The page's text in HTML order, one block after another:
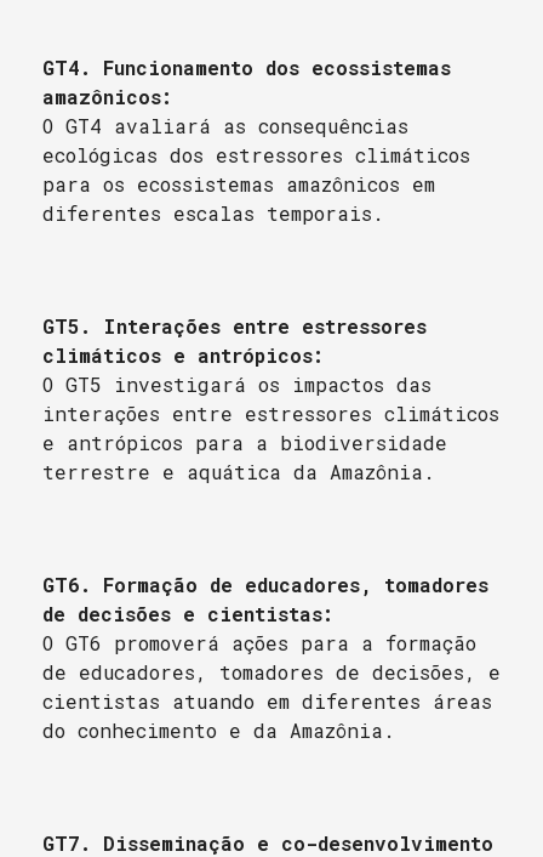
GT4. Funcionamento dos ecossistemas
amazônicos:
O GT4 avaliará as consequências
ecológicas dos estressores climáticos
para os ecossistemas amazônicos em
diferentes escalas temporais.
GT5. Interações entre estressores
climáticos e antrópicos:
O GT5 investigará os impactos das
interações entre estressores climáticos
e antrópicos para a biodiversidade
terrestre e aquática da Amazônia.
GT6. Formação de educadores, tomadores
de decisões e cientistas:
O GT6 promoverá ações para a formação
de educadores, tomadores de decisões, e
cientistas atuando em diferentes áreas
do conhecimento e da Amazônia.
GT7. Disseminação e co-desenvolvimento